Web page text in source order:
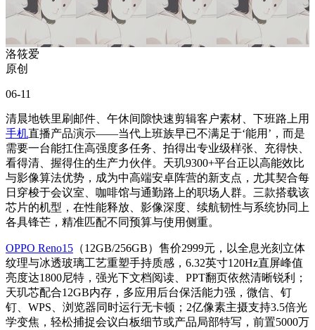
洛筱爱
原创
06-11
清晨地铁里刷邮件、午休间隙快速剪辑客户素材、下班路上用
手机直播产品演示——当代上班族早已不满足于‘能用’，而是
需要一台能扛住高强度多任务、拍得出专业级样张、充得快、
看得清、握得住的生产力伙伴。天玑9300+平台正以高能效比
与影像算法优势，成为中高端安卓阵营的新支点，尤其契合每
日穿梭于会议室、咖啡馆与通勤路上的职场人群。三款搭载该
芯片的机型，在性能释放、影像深度、续航韧性与系统协同上
各具锋芒，精准匹配不同预算与使用侧重。
OPPO Reno15 （12GB/256GB）售价2999元，以全息光刻立体
纹理与冰透玻璃工艺重塑手持质感，6.32英寸120Hz直屏峰值
亮度达1800尼特，强光下文档阅读、PPT翻页依然清晰锐利；
天玑芯配合12GB内存，多应用后台保活能力强，微信、钉
钉、WPS、浏览器同时运行无卡顿；2亿像素主摄支持3.5倍光
学变焦，轻松捕捉会议白板细节或产品局部特写，前置5000万